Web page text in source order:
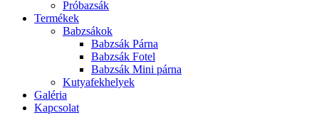
Próbazsák
Termékek
Babzsákok
Babzsák Párna
Babzsák Fotel
Babzsák Mini párna
Kutyafekhelyek
Galéria
Kapcsolat